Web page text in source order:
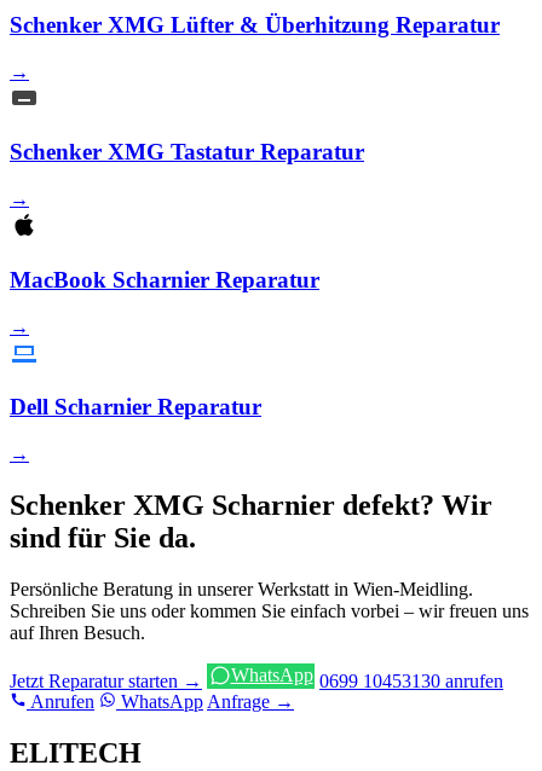
Schenker XMG Lüfter & Überhitzung Reparatur
→
Schenker XMG Tastatur Reparatur
→
MacBook Scharnier Reparatur
→
Dell Scharnier Reparatur
→
Schenker XMG Scharnier defekt? Wir
sind für Sie da.
Persönliche Beratung in unserer Werkstatt in Wien-Meidling.
Schreiben Sie uns oder kommen Sie einfach vorbei – wir freuen uns
auf Ihren Besuch.
Jetzt Reparatur starten → WhatsApp 0699 10453130 anrufen
Anrufen
WhatsApp Anfrage →
ELITECH